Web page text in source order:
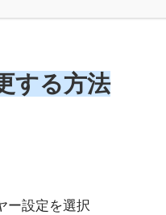
する方法
ー設定を選択